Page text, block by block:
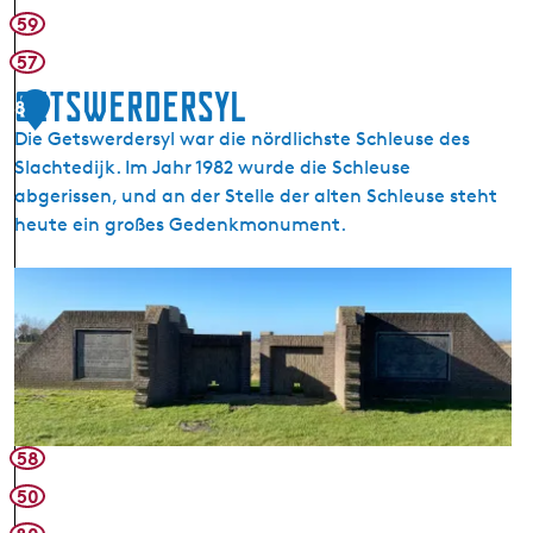
e
t
a
r
i
u
m
59
57
8
Getswerdersyl
Die Getswerdersyl war die nördlichste Schleuse des
Slachtedijk. Im Jahr 1982 wurde die Schleuse
abgerissen, und an der Stelle der alten Schleuse steht
heute ein großes Gedenkmonument.
t
s
w
e
r
d
e
58
50